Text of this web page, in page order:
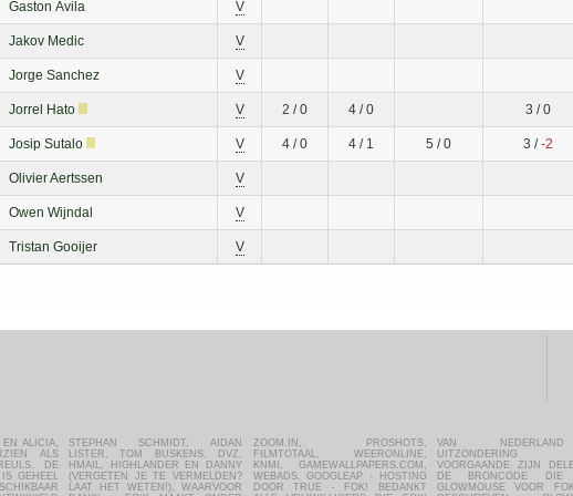
Gaston Ávila V
Jakov Medic V
Jorge Sanchez V
Jorrel Hato V 2 / 0 4 / 0 3 /0
Josip Sutalo V 4 / 0 4 / 1 5 / 0 3 /-2
Olivier Aertssen V
Owen Wijndal V
Tristan Gooijer V